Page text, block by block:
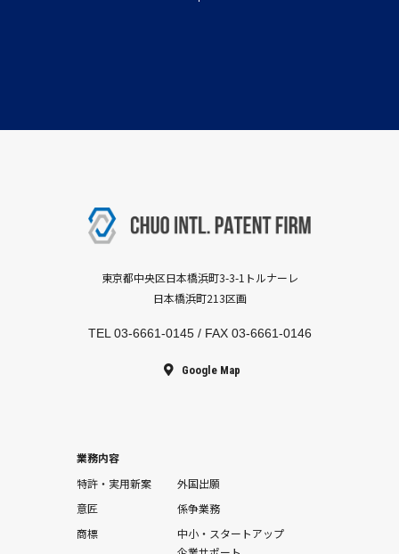
東京都中央区日本橋浜町3-3-1トルナーレ
日本橋浜町213区画
TEL03-6661-0145/ FAX 03-6661-0146
Google Map
業務内容
特許・実用新案
意匠
商標
外国出願
係争業務
中小・スタートアップ